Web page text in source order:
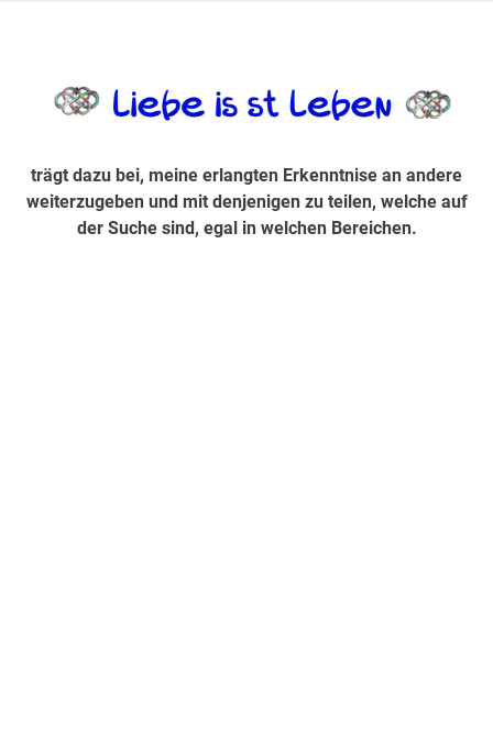
Suche sind, egal in welchen Bereichen.
trägt dazu bei, meine erlangten Erkenntnise an andere
weiterzugeben und mit denjenigen zu teilen, welche auf
der Suche sind, egal in welchen Bereichen.